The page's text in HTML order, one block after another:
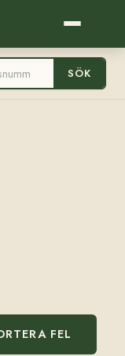
SÖK
FEL